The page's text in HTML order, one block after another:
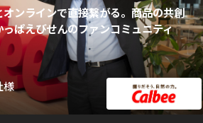
ンラインで直接繋がる。商品の共創
ぱえびせんのファンコミュニティ
様